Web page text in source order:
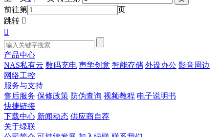
前往第
页
跳转 

产品中心
NAS私有云 数码充电 声学创意 智能存储 外设办公 影音周边
网络工控
服务与支持
售后服务 保修政策 防伪查询 视频教程 电子说明书
快捷链接
下载中心 新闻动态 供应商自荐
关于绿联